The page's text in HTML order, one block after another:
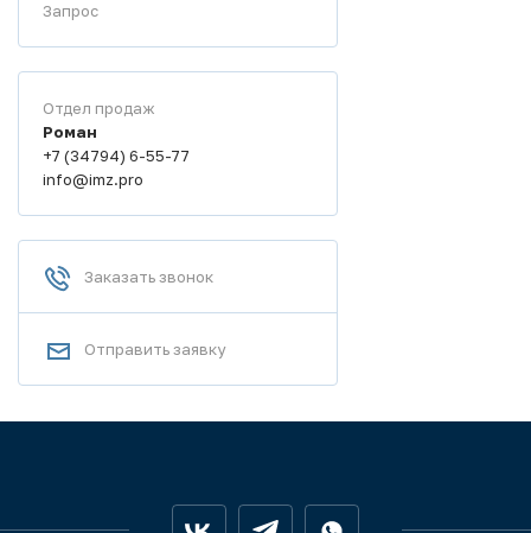
Запрос
Отдел продаж
Роман
+7 (34794) 6-55-77
info@imz.pro
Заказать звонок
Отправить заявку